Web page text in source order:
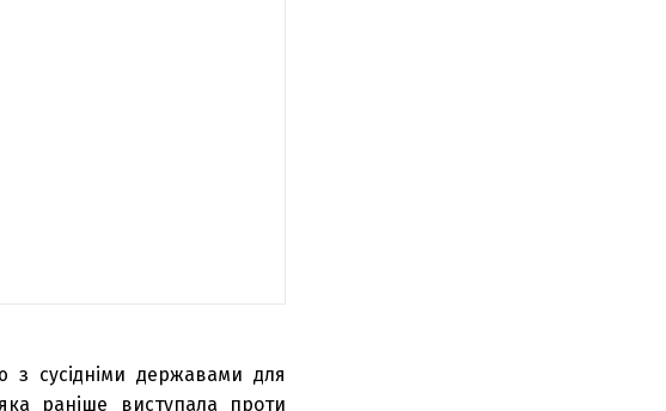
з сусідніми державами для
раніше виступала проти